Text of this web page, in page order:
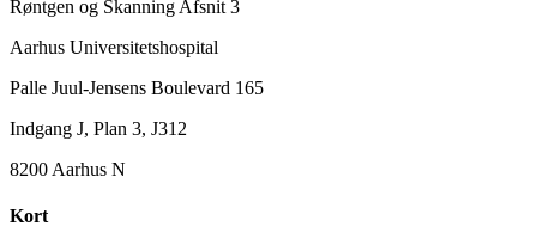
Røntgen og Skanning Afsnit 3
Aarhus Universitetshospital
Palle Juul-Jensens Boulevard 165
Indgang J, Plan 3, J312
8200 Aarhus N
Kort